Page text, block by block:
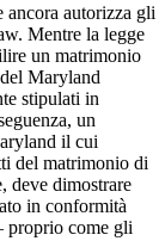
autorizza gli
Mentre la legge
un matrimonio
Maryland
stipulati in
un
il cui
del matrimonio di
deve dimostrare
in conformità
proprio come gli